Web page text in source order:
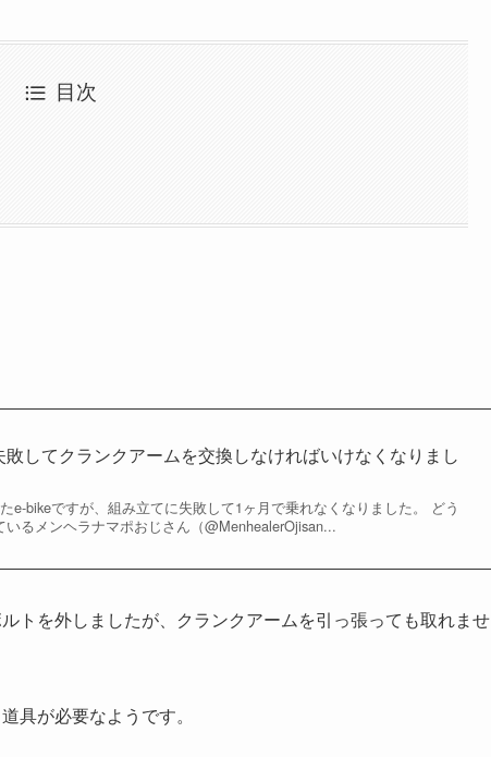
目次
してクランクアームを交換しなければいけなくなりまし
e-bikeですが、組み立てに失敗して1ヶ月で乗れなくなりました。 どう
るメンヘラナマポおじさん（@MenhealerOjisan...
トを外しましたが、クランクアームを引っ張っても取れませ
具が必要なようです。